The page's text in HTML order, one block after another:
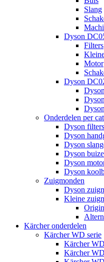
Slang
Dyson
Filters
Motor
Dyson
Onderdelen per
Dyson filters
Dyson
Dyson
Dyson
Dyson
Dyson
Zuigmonden
Dyson
Kleine
Kärcher onderdelen
Kärcher WD serie
Kärcher
Kärcher